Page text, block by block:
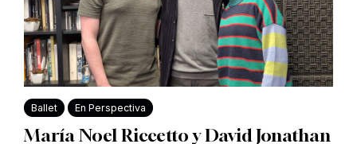
Ballet En Perspectiva
María Noel Riccetto y David Jonathan